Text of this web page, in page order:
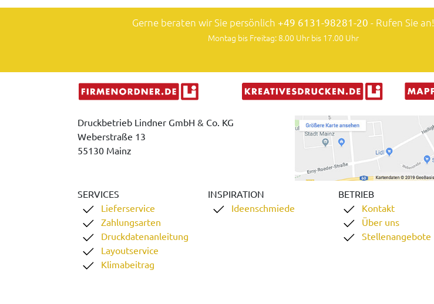
Gerne beraten wir Sie persönlich +49 6131-98281-20 - Rufen Sie an!
Montag bis Freitag: 8.00 Uhr bis 17.00 Uhr
Druckbetrieb Lindner GmbH & Co. KG
Weberstraße 13
55130 Mainz
SERVICES
Lieferservice
Zahlungsarten
Druckdatenanleitung
Layoutservice
Klimabeitrag
INSPIRATION
Ideenschmiede
BETRIEB
Kontakt
Über uns
Stellenangebote